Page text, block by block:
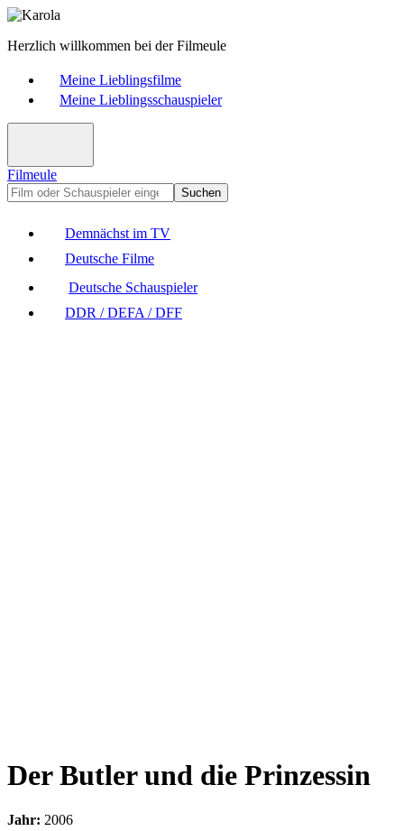
Herzlich willkommen bei der Filmeule
Meine Lieblingsfilme
Meine Lieblingsschauspieler
Filmeule
Suchen
Demnächst im TV
Deutsche Filme
Deutsche Schauspieler
DDR / DEFA / DFF
Der Butler und die Prinzessin
Jahr: 2006